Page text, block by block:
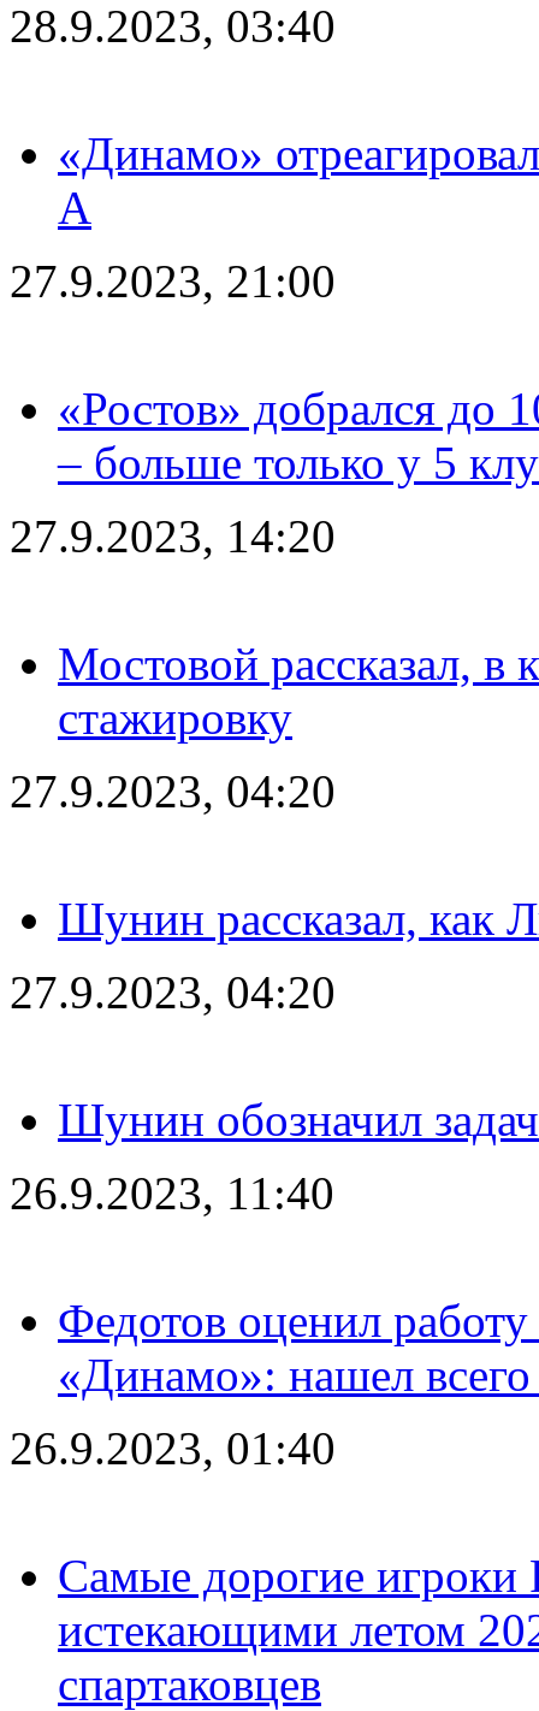
28.9.2023, 03:40
«Динамо»
А
27.9.2023, 21:00
«Ростов» добрался до
– больше только у 5
27.9.2023, 14:20
Мостовой рассказал, в
стажировку
27.9.2023, 04:20
Шунин рассказал, как
27.9.2023, 04:20
Шунин обозначил
26.9.2023, 11:40
Федотов оценил
«Динамо»: нашел
26.9.2023, 01:40
Самые дорогие игроки
истекающими летом
спартаковцев